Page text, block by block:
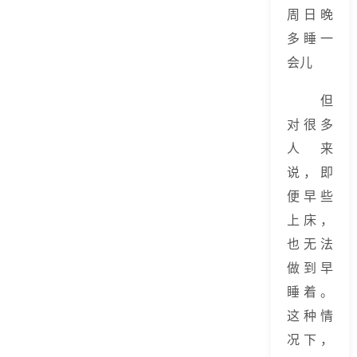
周日晚
多睡一
会儿
但
对很多
人来
说，即
便早些
上床，
也无法
做到早
睡着。
这种情
况下，